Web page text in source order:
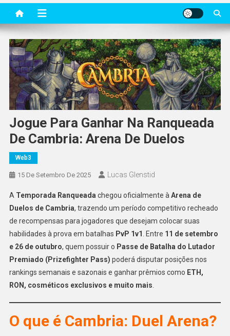
Jogue Para Ganhar Na Ranqueada
De Cambria: Arena De Duelos
Web3
15 De Setembro De 2025 Lucas Glenstid
A Temporada Ranqueada chegou oficialmente à Arena de
Duelos de Cambria, trazendo um período competitivo recheado
de recompensas para jogadores que desejam colocar suas
habilidades à prova em batalhas PvP 1v1 . Entre 11 de setembro
e 26 de outubro, quem possuir o Passe de Batalha do Lutador
Premiado (Prizefighter Pass) poderá disputar posições nos
rankings semanais e sazonais e ganhar prêmios como ETH,
RON, cosméticos exclusivos e muito mais
O que é Cambria: Duel Arena?